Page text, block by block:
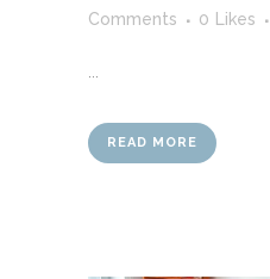
Comments
0 Likes
READ MORE